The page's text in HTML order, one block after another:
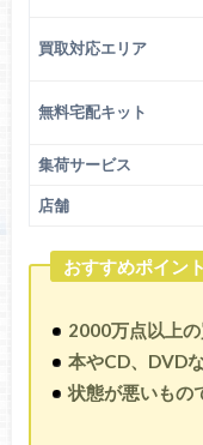
買取対応エリア
無料宅配キット
集荷サービス
店舗
おすすめポイント
2000万点以上の
本やCD、DVD
状態が悪いもの